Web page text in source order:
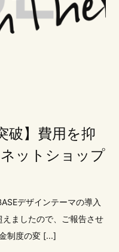
破】費用を抑
ットショップ
デザインテーマの導入
ましたので、ご報告させ
制度の変 [...]